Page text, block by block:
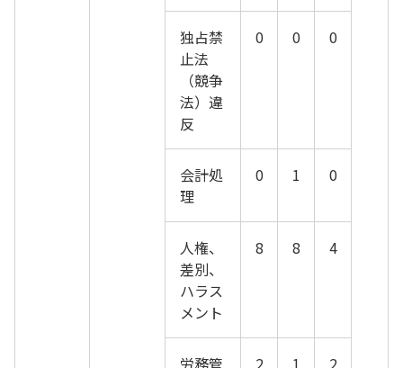
独占禁
止法
（競争
法）違
反
0 0 0
会計処
理
0 1 0
人権、
差別、
ハラス
メント
8 8 4
労務管 2 1 2